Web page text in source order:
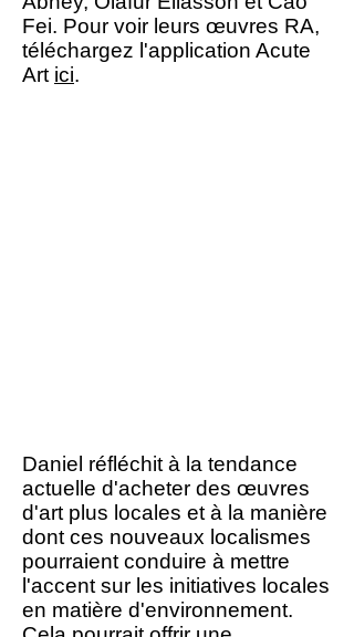
Fei. Pour voir leurs œuvres RA,
téléchargez l'application Acute
Art ici.
Daniel réfléchit à la tendance
actuelle d'acheter des œuvres
d'art plus locales et à la manière
dont ces nouveaux localismes
pourraient conduire à mettre
l'accent sur les initiatives locales
en matière d'environnement.